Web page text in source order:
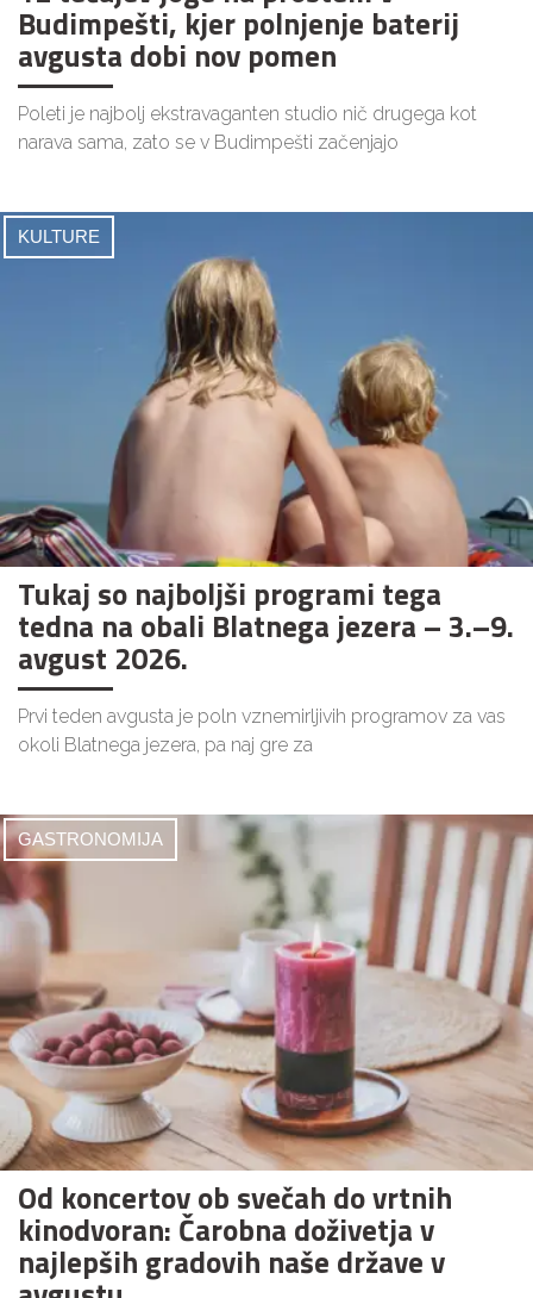
Budimpešti, kjer polnjenje baterij
avgusta dobi nov pomen
Poleti je najbolj ekstravaganten studio nič drugega kot
narava sama, zato se v Budimpešti začenjajo
KULTURE
Tukaj so najboljši programi tega
tedna na obali Blatnega jezera – 3.–9.
avgust 2026.
Prvi teden avgusta je poln vznemirljivih programov za vas
okoli Blatnega jezera, pa naj gre za
GASTRONOMIJA
Od koncertov ob svečah do vrtnih
kinodvoran: Čarobna doživetja v
najlepših gradovih naše države v